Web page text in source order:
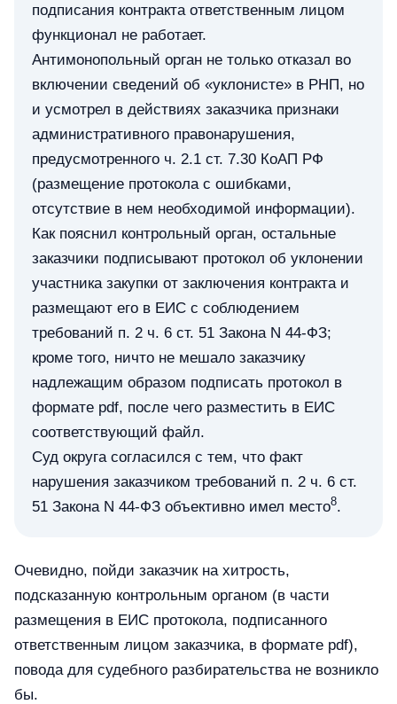
подписания контракта ответственным лицом
функционал не работает.
Антимонопольный орган не только отказал во
включении сведений об «уклонисте» в РНП, но
и усмотрел в действиях заказчика признаки
административного правонарушения,
предусмотренного ч. 2.1 ст. 7.30 КоАП РФ
(размещение протокола с ошибками,
отсутствие в нем необходимой информации).
Как пояснил контрольный орган, остальные
заказчики подписывают протокол об уклонении
участника закупки от заключения контракта и
размещают его в ЕИС с соблюдением
требований п. 2 ч. 6 ст. 51 Закона N 44-ФЗ;
кроме того, ничто не мешало заказчику
надлежащим образом подписать протокол в
формате pdf, после чего разместить в ЕИС
соответствующий файл.
Суд округа согласился с тем, что факт
нарушения заказчиком требований п. 2 ч. 6 ст.
51 Закона N 44-ФЗ объективно имел место8.
Очевидно, пойди заказчик на хитрость,
подсказанную контрольным органом (в части
размещения в ЕИС протокола, подписанного
ответственным лицом заказчика, в формате pdf),
повода для судебного разбирательства не возникло
бы.